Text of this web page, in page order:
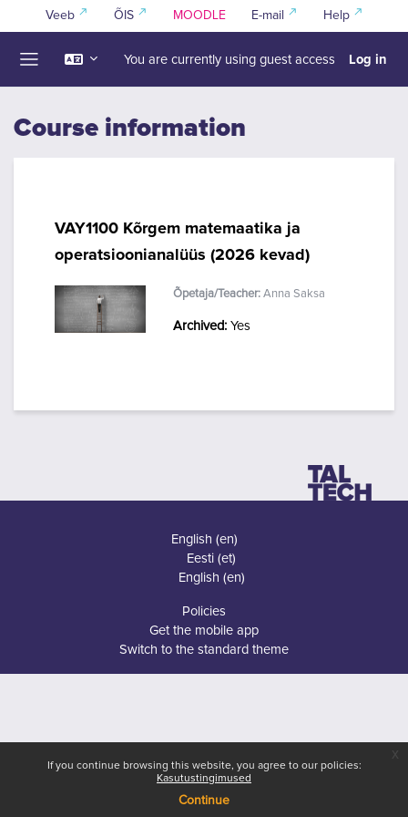
Skip to main content
If you continue browsing this website, you agree to our policies:
Kasutustingimused
Continue
Veeb ÕIS MOODLE E-mail Help
You are currently using guest access Log in
Course information
VAY1100 Kõrgem matemaatika ja
operatsioonianalüüs (2026 kevad)
Õpetaja/Teacher: Anna Saksa
Archived: Yes
English ‎(en)‎
Eesti ‎(et)‎
English ‎(en)‎
Policies
Get the mobile app
Switch to the standard theme